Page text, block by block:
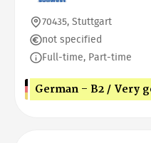
70435, Stuttgart
not specified
Full-time, Part-time
German - B2 / Very